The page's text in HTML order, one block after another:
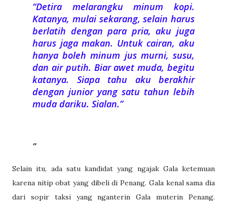
“Detira melarangku minum kopi.
Katanya, mulai sekarang, selain harus
berlatih dengan para pria, aku juga
harus jaga makan. Untuk cairan, aku
hanya boleh minum jus murni, susu,
dan air putih. Biar awet muda, begitu
katanya. Siapa tahu aku berakhir
dengan junior yang satu tahun lebih
muda dariku. Sialan.”
Selain itu, ada satu kandidat yang ngajak Gala ketemuan
karena nitip obat yang dibeli di Penang. Gala kenal sama dia
dari sopir taksi yang nganterin Gala muterin Penang.